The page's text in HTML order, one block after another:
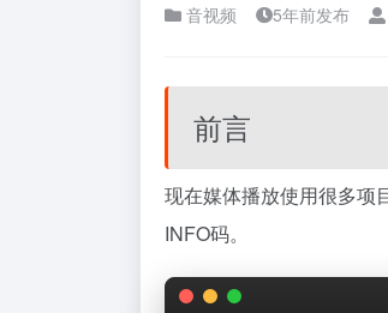
音视频 5年前发布
前言
现在媒体播放使用很多项
INFO码。